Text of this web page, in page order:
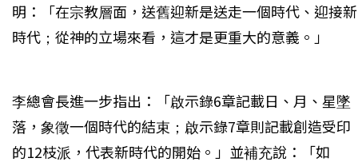
明：「在宗教層面，送舊迎新是送走一個時代、迎接新
時代；從神的立場來看，這才是更重大的意義。」
李總會長進一步指出：「啟示錄6章記載日、月、星墜
落，象徵一個時代的結束；啟示錄7章則記載創造受印
的12枝派，代表新時代的開始。」並補充說：「如